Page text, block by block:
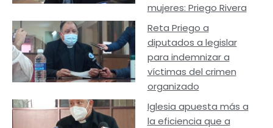
mujeres: Priego Rivera
Reta Priego a
diputados a legislar
para indemnizar a
víctimas del crimen
organizado
Iglesia apuesta más a
la eficiencia que a